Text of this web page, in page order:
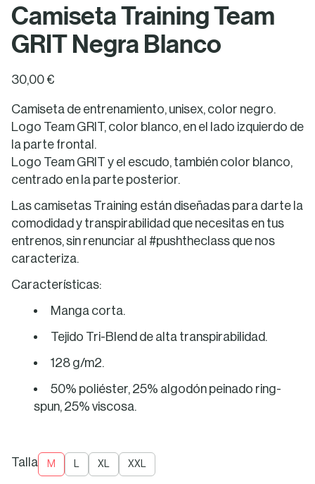
Camiseta Training Team
GRIT Negra Blanco
30,00 €
Camiseta de entrenamiento, unisex, color negro.
Logo Team GRIT, color blanco, en el lado izquierdo de
la parte frontal.
Logo Team GRIT y el escudo, también color blanco,
centrado en la parte posterior.
Las camisetas Training están diseñadas para darte la
comodidad y transpirabilidad que necesitas en tus
entrenos, sin renunciar al #pushtheclass que nos
caracteriza.
Características:
Manga corta.
Tejido Tri-Blend de alta transpirabilidad.
128 g/m2.
50% poliéster, 25% algodón peinado ring-
spun, 25% viscosa.
Talla M XL XXL